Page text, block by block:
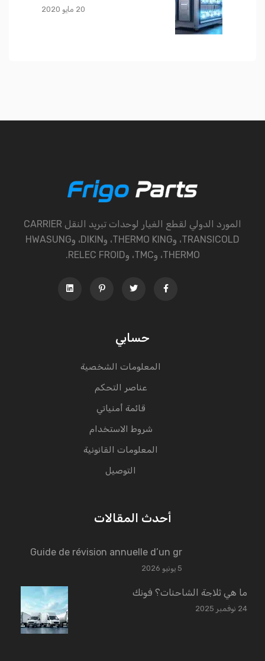
20 مايو 2020
المورد الدولي لقطع الغيار لوحدات تبريد النقل CARRIER
TRANSICOLD، وTHERMO KING، وDIKIN، وHWASUNG
THERMO، وTMC، وRELEC FROID.
حسابي
المعلومات الشخصية
عناصر التحكم
قائمة أمنياتي
شروط الاستخدام
المعلومات القانونية
التوصيل
أحدث المقالات
Guide de révision annuelle d’un gr
5 يونيو 2026
ما هي ثلاجة الشاحنات؟ فونك
24 نوفمبر 2025